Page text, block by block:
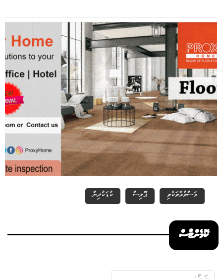
މަސްތުވާތަކެތި ޕޮލިސް ކުޑަކުދިން
ކޮމެންޓްސް